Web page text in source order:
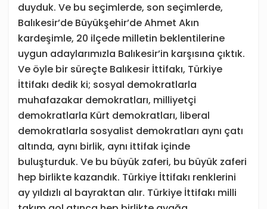
duyduk. Ve bu seçimlerde, son seçimlerde,
Balıkesir’de Büyükşehir’de Ahmet Akın
kardeşimle, 20 ilçede milletin beklentilerine
uygun adaylarımızla Balıkesir’in karşısına çıktık.
Ve öyle bir süreçte Balıkesir İttifakı, Türkiye
İttifakı dedik ki; sosyal demokratlarla
muhafazakar demokratları, milliyetçi
demokratlarla Kürt demokratları, liberal
demokratlarla sosyalist demokratları aynı çatı
altında, aynı birlik, aynı ittifak içinde
buluşturduk. Ve bu büyük zaferi, bu büyük zaferi
hep birlikte kazandık. Türkiye İttifakı renklerini
ay yıldızlı al bayraktan alır. Türkiye İttifakı milli